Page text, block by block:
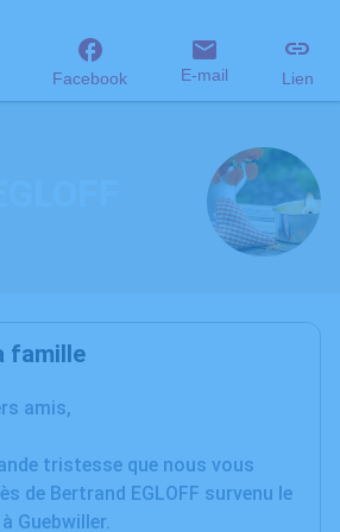
Facebook E-mail Lien
famille
amis,
tristesse que nous vous
de Bertrand EGLOFF survenu le
Guebwiller.